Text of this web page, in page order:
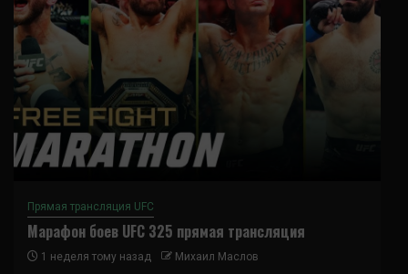
Прямая трансляция UFC
Марафон боев UFC 325 прямая трансляция
1 неделя тому назад Михаил Маслов